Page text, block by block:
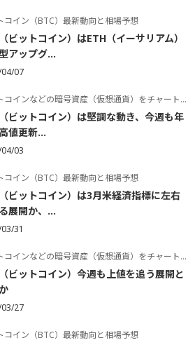
コイン（BTC）最新動向と相場予想
ビットコイン）はETH（イーサリアム）
アップグ...
07
ビットコインなどの暗号資産（仮想通貨）をチャートで学ぶ
ビットコイン）は堅調な動き、今週も年
値更新...
03
コイン（BTC）最新動向と相場予想
ビットコイン）は3月米経済指標に左右
展開か、...
31
ビットコインなどの暗号資産（仮想通貨）をチャートで学ぶ
ビットコイン）今週も上値を追う展開と
27
コイン（BTC）最新動向と相場予想